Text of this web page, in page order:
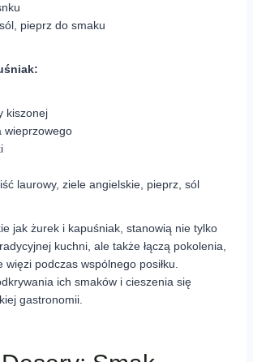
pieprz do smaku
kiszonej
wieprzowego
laurowy, ziele angielskie, pieprz, sól
jak żurek i kapuśniak, stanowią nie tylko
kuchni, ale także łączą pokolenia,
więzi podczas wspólnego posiłku.
ich smaków i cieszenia się
gastronomii.